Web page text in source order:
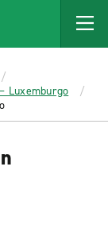
Luxemburgo